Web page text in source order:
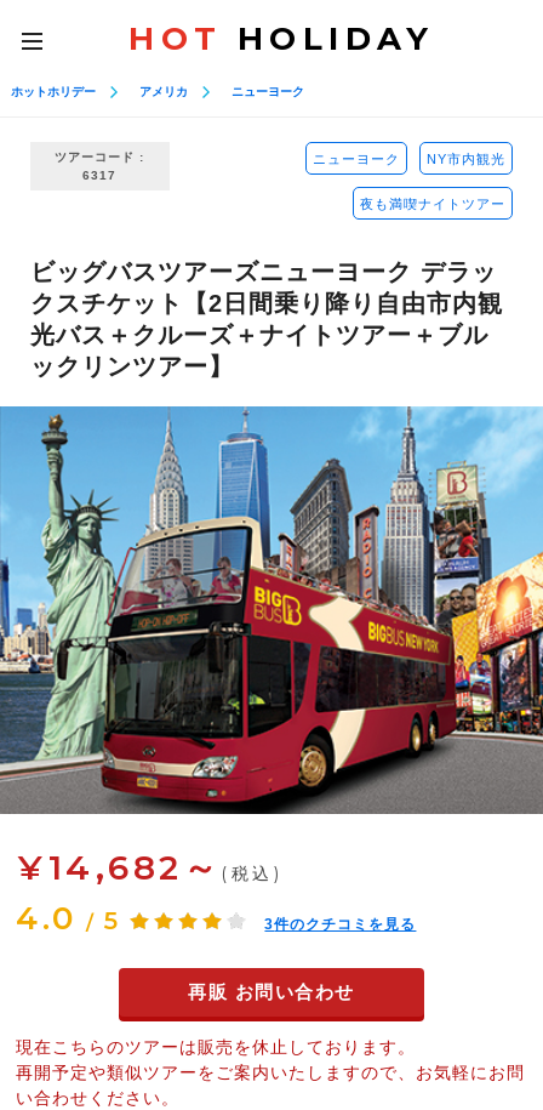
toggle
navigation
HOT HOLIDAY
ホットホリデー アメリカ ニューヨーク
ツアーコード :
6317
ニューヨーク NY市内観光
夜も満喫ナイトツアー
ビッグバスツアーズニューヨーク デラッ
クスチケット【2日間乗り降り自由市内観
光バス＋クルーズ＋ナイトツアー＋ブル
ックリンツアー】
¥14,682～ (税込)
4.0 / 5 3件のクチコミを見る
再販 お問い合わせ
現在こちらのツアーは販売を休止しております。
再開予定や類似ツアーをご案内いたしますので、お気軽にお問
い合わせください。